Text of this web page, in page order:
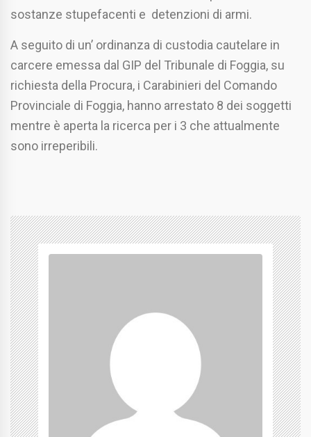
sostanze stupefacenti e detenzioni di armi.
A seguito di un’ ordinanza di custodia cautelare in
carcere emessa dal GIP del Tribunale di Foggia, su
richiesta della Procura, i Carabinieri del Comando
Provinciale di Foggia, hanno arrestato 8 dei soggetti
mentre è aperta la ricerca per i 3 che attualmente
sono irreperibili.